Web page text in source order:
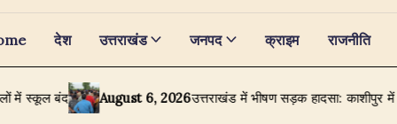
देश उत्तराखंड जनपद क्राइम राजनीति
August 6, 2026उत्तराखंड में भीषण सड़क हादसा: काशीपुर में तेज रफ्तार टैंकर ने